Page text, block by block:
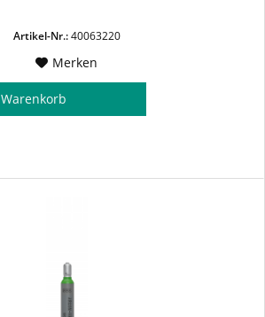
Artikel-Nr.:40063220
Merken
Warenkorb